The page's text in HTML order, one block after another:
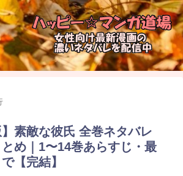
】素敵な彼氏 全巻ネタバレ
め｜1〜14巻あらすじ・最
【完結】